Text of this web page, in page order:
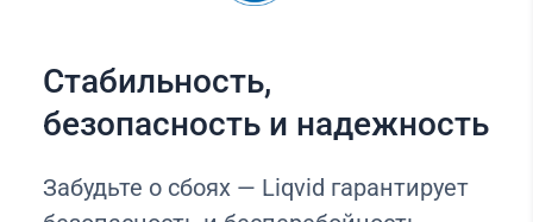
Стабильность,
безопасность и надежность
Забудьте о сбоях — Liqvid гарантирует